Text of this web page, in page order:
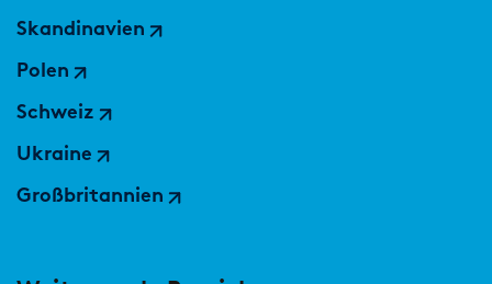
Skandinavien
Polen
Schweiz
Ukraine
Großbritannien